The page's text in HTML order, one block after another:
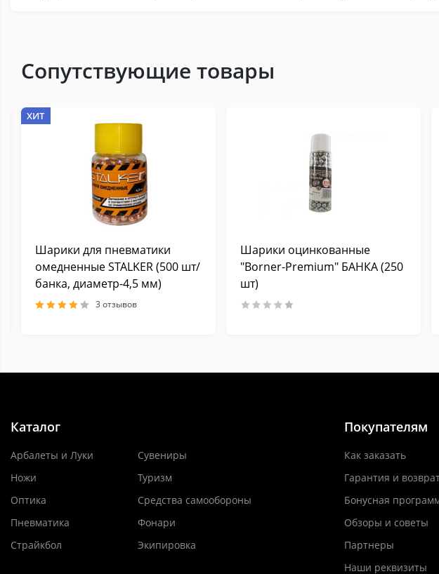
Сопутствующие товары
ХИТ
Шарики для пневматики
омедненные STALKER (500 шт/
банка, диаметр-4,5 мм)
3 отзывов
Шарики оцинкованные
"Borner-Premium" БАНКА (250
шт)
Каталог
Арбалеты и Луки
Ножи
Оптика
Пневматика
Страйкбол
Сувениры
Туризм
Средства самообороны
Фонари
Экипировка
Покупателям
Как заказать
Гарантия и
Бонусная
Обзоры и советы
Партнеры
Наши реквизиты